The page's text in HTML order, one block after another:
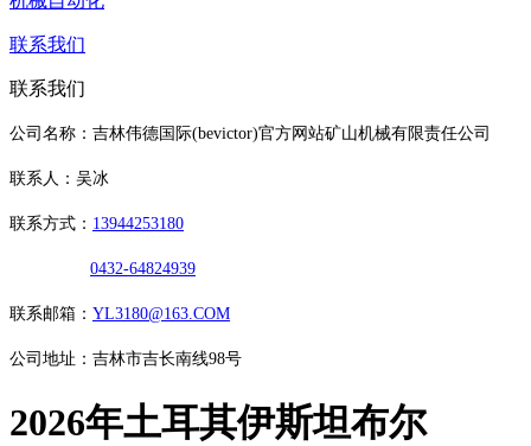
联系我们
联系我们
公司名称：吉林伟德国际(bevictor)官方网站矿山机械有限责任公司
联系人：吴冰
联系方式： 13944253180
0432-64824939
联系邮箱： YL3180@163.COM
公司地址：吉林市吉长南线98号
2026年土耳其伊斯坦布尔